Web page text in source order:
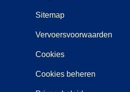
Sitemap
Vervoersvoorwaarden
Cookies
Cookies beheren